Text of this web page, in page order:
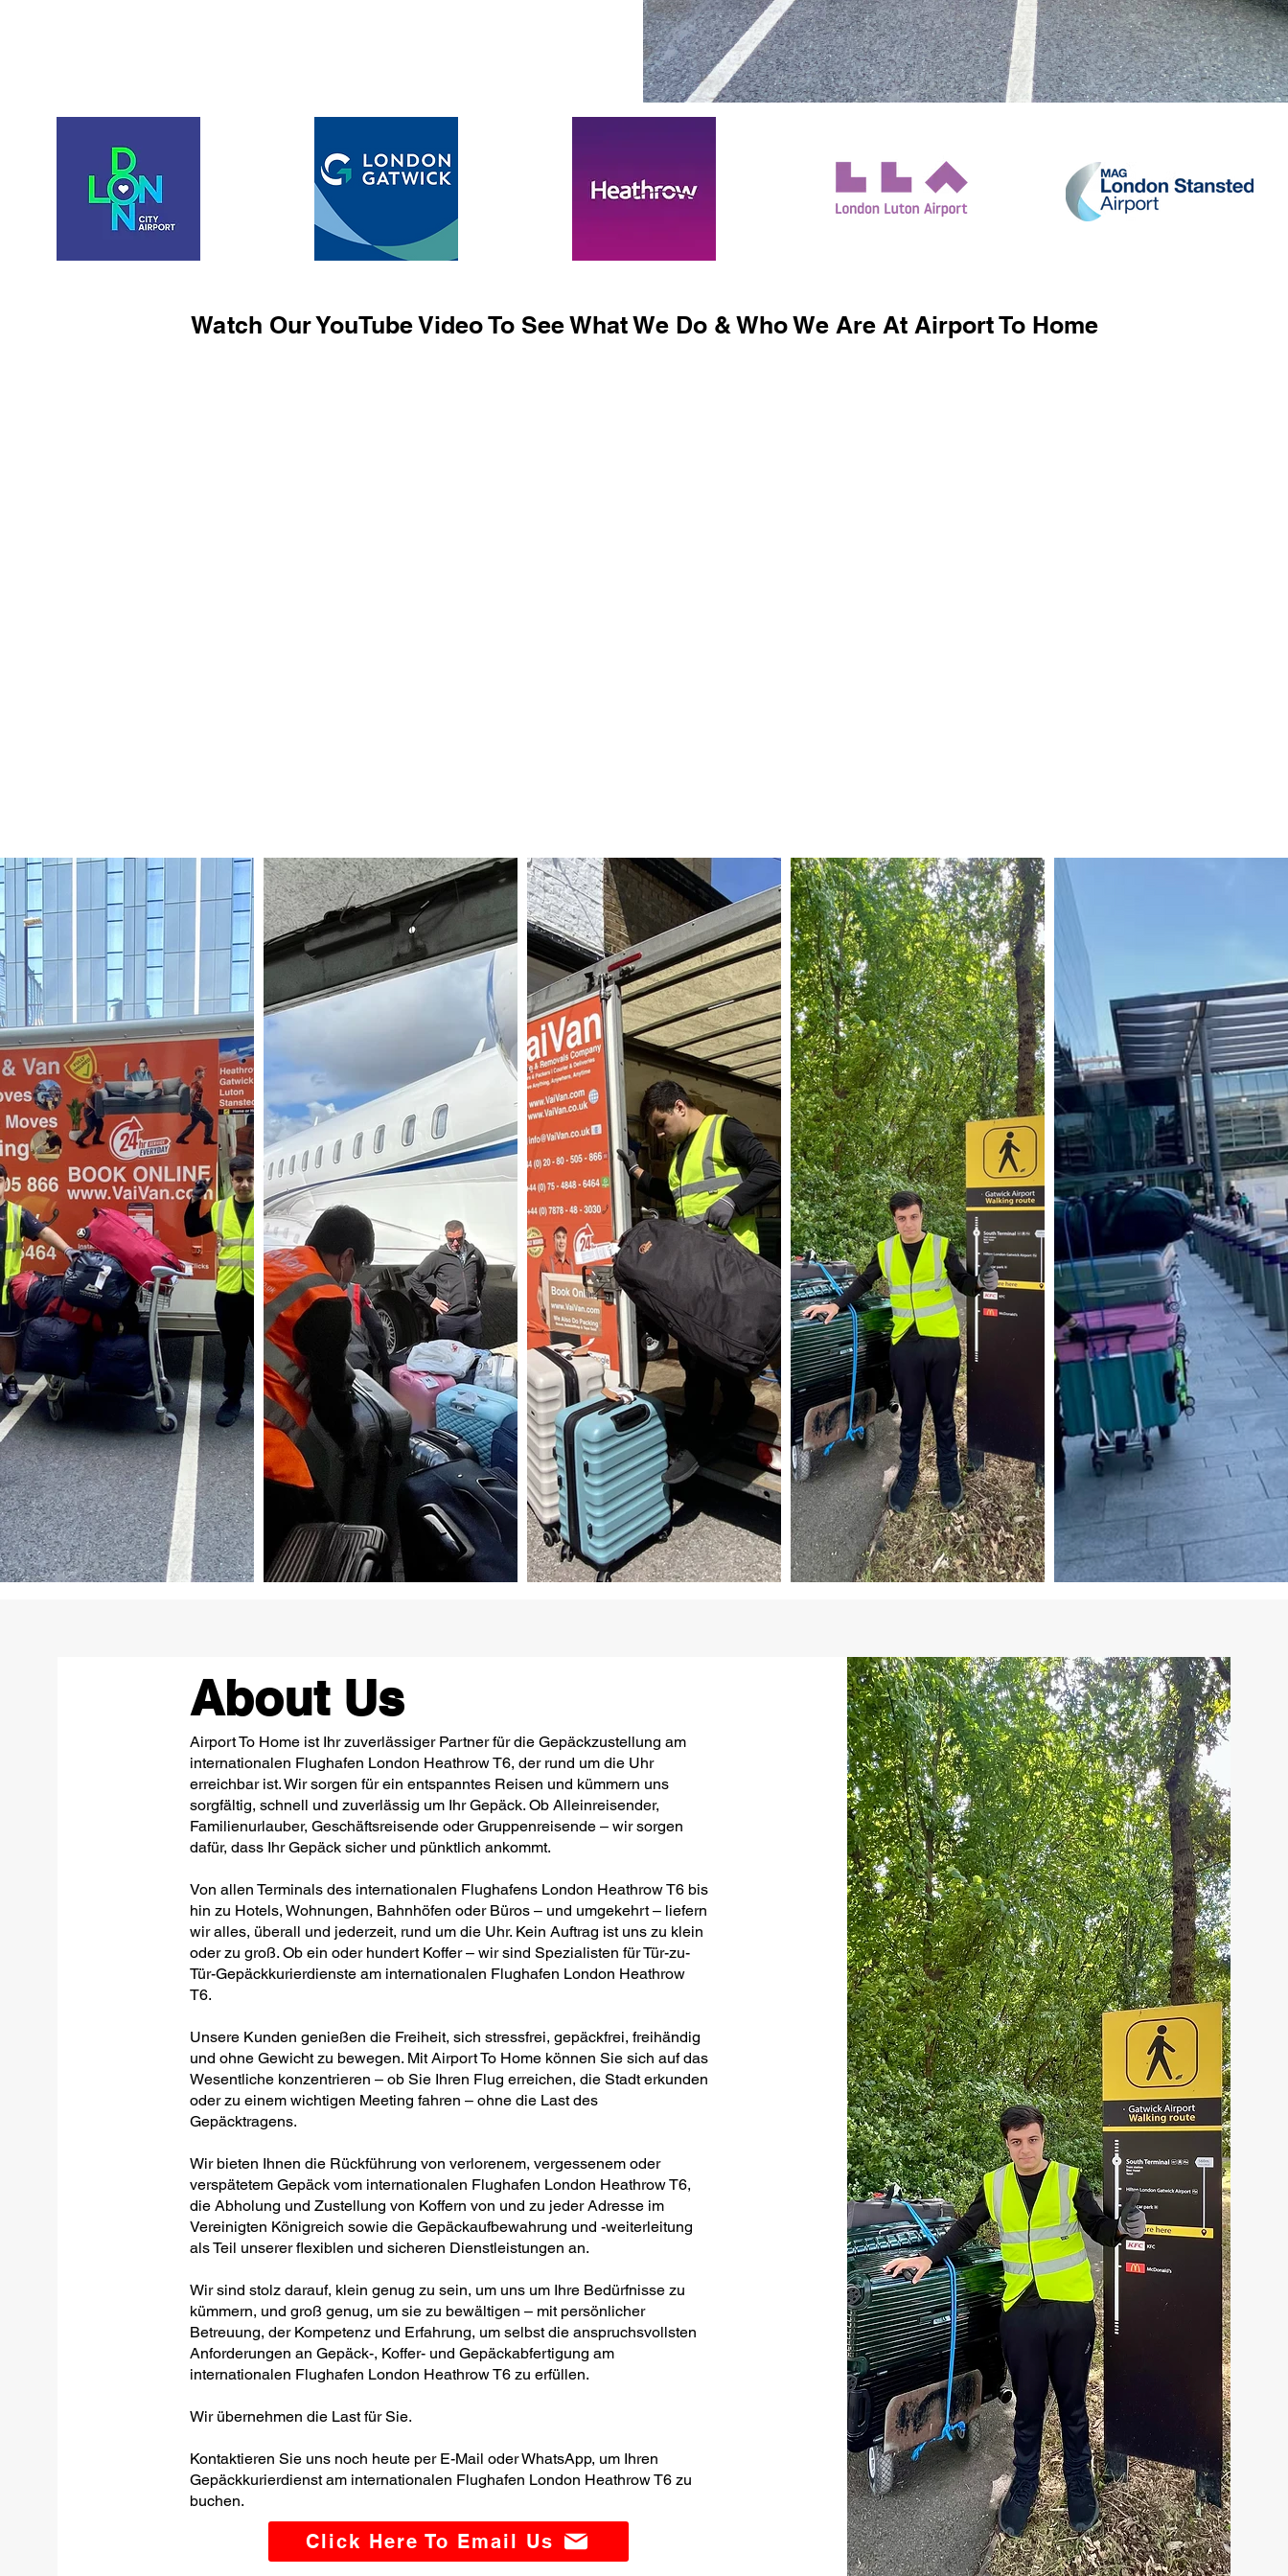
Watch Our YouTube Video To See What We Do & Who We Are At Airport To Home
About Us
Airport To Home ist Ihr zuverlässiger Partner für die Gepäckzustellung am
internationalen Flughafen London Heathrow T6, der rund um die Uhr
erreichbar ist. Wir sorgen für ein entspanntes Reisen und kümmern uns
sorgfältig, schnell und zuverlässig um Ihr Gepäck. Ob Alleinreisender,
Familienurlauber, Geschäftsreisende oder Gruppenreisende – wir sorgen
dafür, dass Ihr Gepäck sicher und pünktlich ankommt.
Von allen Terminals des internationalen Flughafens London Heathrow T6 bis
hin zu Hotels, Wohnungen, Bahnhöfen oder Büros – und umgekehrt – liefern
wir alles, überall und jederzeit, rund um die Uhr. Kein Auftrag ist uns zu klein
oder zu groß. Ob ein oder hundert Koffer – wir sind Spezialisten für Tür-zu-
Tür-Gepäckkurierdienste am internationalen Flughafen London Heathrow
T6.
Unsere Kunden genießen die Freiheit, sich stressfrei, gepäckfrei, freihändig
und ohne Gewicht zu bewegen. Mit Airport To Home können Sie sich auf das
Wesentliche konzentrieren – ob Sie Ihren Flug erreichen, die Stadt erkunden
oder zu einem wichtigen Meeting fahren – ohne die Last des
Gepäcktragens.
Wir bieten Ihnen die Rückführung von verlorenem, vergessenem oder
verspätetem Gepäck vom internationalen Flughafen London Heathrow T6,
die Abholung und Zustellung von Koffern von und zu jeder Adresse im
Vereinigten Königreich sowie die Gepäckaufbewahrung und -weiterleitung
als Teil unserer flexiblen und sicheren Dienstleistungen an.
Wir sind stolz darauf, klein genug zu sein, um uns um Ihre Bedürfnisse zu
kümmern, und groß genug, um sie zu bewältigen – mit persönlicher
Betreuung, der Kompetenz und Erfahrung, um selbst die anspruchsvollsten
Anforderungen an Gepäck-, Koffer- und Gepäckabfertigung am
internationalen Flughafen London Heathrow T6 zu erfüllen.
Wir übernehmen die Last für Sie.
Kontaktieren Sie uns noch heute per E-Mail oder WhatsApp, um Ihren
Gepäckkurierdienst am internationalen Flughafen London Heathrow T6 zu
buchen.
Click Here To Email Us